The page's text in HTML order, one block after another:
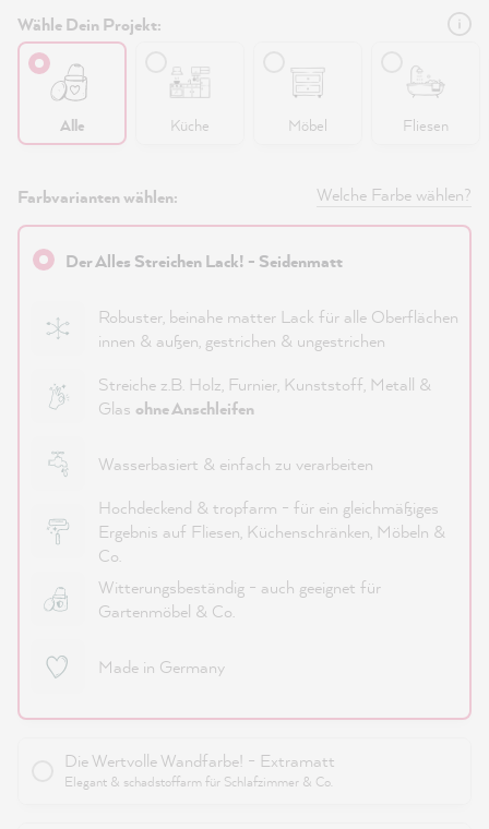
Wähle Dein Projekt:
Alle Küche Möbel Fliesen
Farbvarianten wählen: Welche Farbe wählen?
Der Alles Streichen Lack! - Seidenmatt
Robuster, beinahe matter Lack für alle Oberflächen
innen & außen, gestrichen & ungestrichen
Streiche z.B. Holz, Furnier, Kunststoff, Metall &
Glas ohne Anschleifen
Wasserbasiert & einfach zu verarbeiten
Hochdeckend & tropfarm - für ein gleichmäßiges
Ergebnis auf Fliesen, Küchenschränken, Möbeln &
Co.
Witterungsbeständig - auch geeignet für
Gartenmöbel & Co.
Made in Germany
Die Wertvolle Wandfarbe! - Extramatt
Elegant & schadstoffarm für Schlafzimmer & Co.